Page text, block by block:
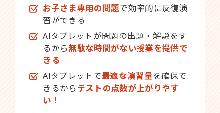
お子さま専用の問題で効率的に反復演
習ができる
AIタブレットが問題の出題・解説をす
るから無駄な時間がない授業を提供で
きる
AIタブレットで最適な演習量を確保で
きるからテストの点数が上がりやす
い！